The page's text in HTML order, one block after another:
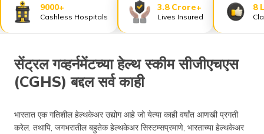
9000+
Cashless Hospitals
3.8 Crore+
Lives Insured
8
सेंट्रल गव्हर्नमेंटच्या हेल्थ स्कीम सीजीएचएस
(CGHS) बद्दल सर्व काही
भारतात एक गतिशील हेल्थकेअर उद्योग आहे जो येत्या काही वर्षांत आणखी प्रगती
करेल. तथापि, जगभरातील बहुतेक हेल्थकेअर सिस्टम्सप्रमाणे, भारताच्या हेल्थकेअर